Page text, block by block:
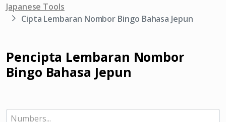
Japanese Tools
Cipta Lembaran Nombor Bingo Bahasa Jepun
Pencipta Lembaran Nombor
Bingo Bahasa Jepun